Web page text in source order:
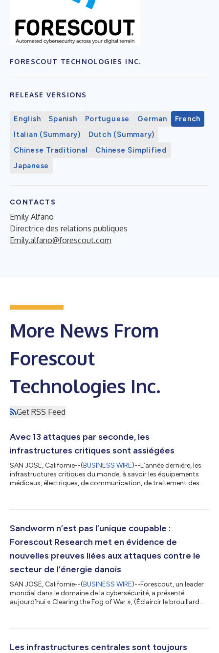
FORESCOUT TECHNOLOGIES INC.
RELEASE VERSIONS
English Spanish Portuguese German
French
Italian (Summary)
Dutch (Summary)
Chinese Traditional
Chinese Simplified
Japanese
CONTACTS
Emily Alfano
Directrice des relations publiques
Emily.alfano@forescout.com
More News From
Forescout
Technologies Inc.
Get RSS Feed
Avec 13 attaques par seconde, les
infrastructures critiques sont assiégées
SAN JOSE, Californie--(BUSINESS WIRE)--L’année dernière, les
infrastructures critiques du monde, à savoir les équipements
médicaux, électriques, de communication, de traitement des
Forescout Research – Vedere Labs a enregistré plus de 420
représente 13 attaques par seconde, soit une augmentation de
Sandworm n’est pas l’unique coupable :
Forescout Research met en évidence de
nouvelles preuves liées aux attaques contre le
secteur de l’énergie danois
SAN JOSE, Californie--(BUSINESS WIRE)--Forescout, un leader
mondial dans le domaine de la cybersécurité, a présenté
aujourd’hui « Clearing the Fog of War », (Éclaircir le brouillard
contre le secteur de l’énergie danois en mai 2023. Forescout
ces attaques et découvert une campagne plus importante qui
Les infrastructures centrales sont toujours